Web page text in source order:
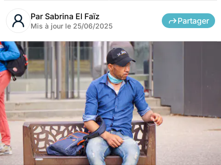
Par Sabrina El Faïz
Mis à jour le 25/06/2025
Partager